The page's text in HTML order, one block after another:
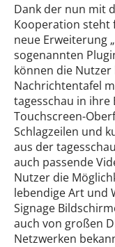
Dank der nun mit
Kooperation steht
neue Erweiterung
sogenannten
können die
Nachrichtentafel
tagesschau in ihre
Touchscreen-
Schlagzeilen und
aus der
auch passende
Nutzer die
lebendige Art und
Signage
auch von großen
Netzwerken